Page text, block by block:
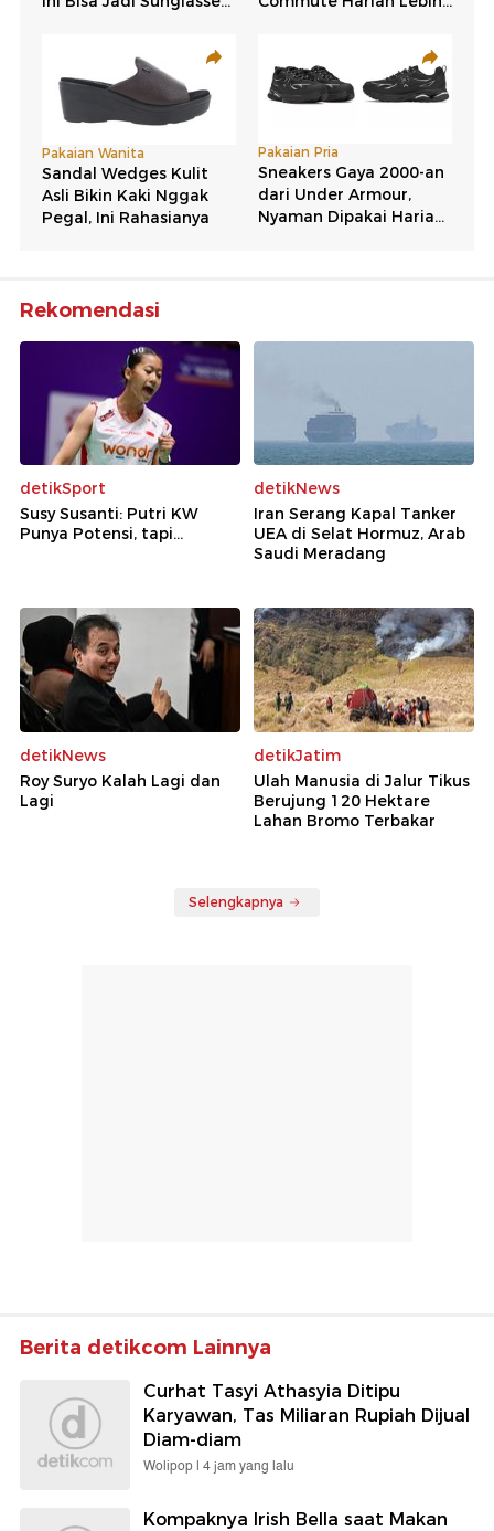
Rekomendasi
detikSport
Susy Susanti: Putri KW
Punya Potensi, tapi...
detikNews
Iran Serang Kapal Tanker
UEA di Selat Hormuz, Arab
Saudi Meradang
detikNews
Roy Suryo Kalah Lagi dan
Lagi
detikJatim
Ulah Manusia di Jalur Tikus
Berujung 120 Hektare
Lahan Bromo Terbakar
Selengkapnya
Berita detikcom Lainnya
Curhat Tasyi Athasyia Ditipu
Karyawan, Tas Miliaran Rupiah Dijual
Diam-diam
Wolipop | 4 jam yang lalu
Kompaknya Irish Bella saat Makan